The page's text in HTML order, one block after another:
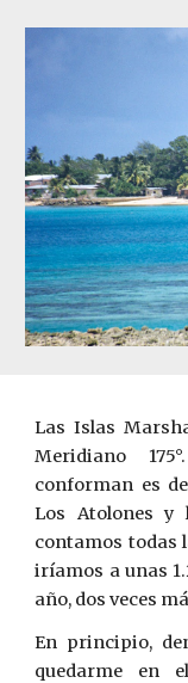
Las Islas
Meridiano
conforman es
Los Atolones y
contamos todas
iríamos a unas
año, dos veces
En principio,
quedarme en